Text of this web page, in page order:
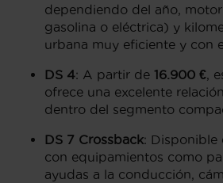
dependiendo del año,
gasolina o eléctrica) y
urbana muy eficiente y con
DS 4: A partir de 16.900 €,
ofrece una excelente
dentro del segmento
DS 7 Crossback: Disponible
con equipamientos como
ayudas a la conducción,